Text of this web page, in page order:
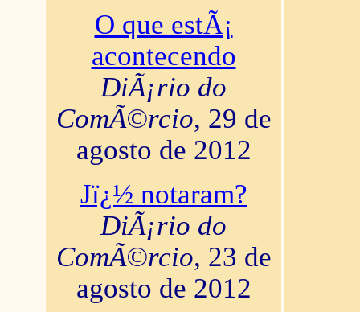
O que estÃ¡
acontecendo
DiÃ¡rio do
ComÃ©rcio, 29 de
agosto de 2012
Jï¿½ notaram?
DiÃ¡rio do
ComÃ©rcio, 23 de
agosto de 2012